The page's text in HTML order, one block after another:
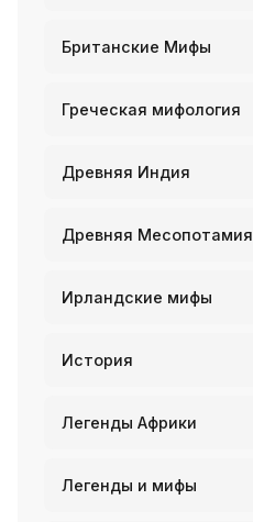
Британские Мифы
Греческая мифология
Древняя Индия
Древняя Месопотамия
Ирландские мифы
История
Легенды Африки
Легенды и мифы